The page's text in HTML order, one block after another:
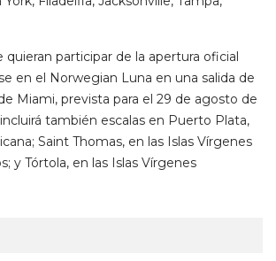
quieran participar de la apertura oficial
en el Norwegian Luna en una salida de
Miami, prevista para el 29 de agosto de
también escalas en Puerto Plata,
Saint Thomas, en las Islas Vírgenes
y Tórtola, en las Islas Vírgenes